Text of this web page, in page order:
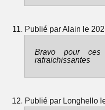
Publié par Alain le
Bravo pour ces
rafraichissantes
Publié par Longhello